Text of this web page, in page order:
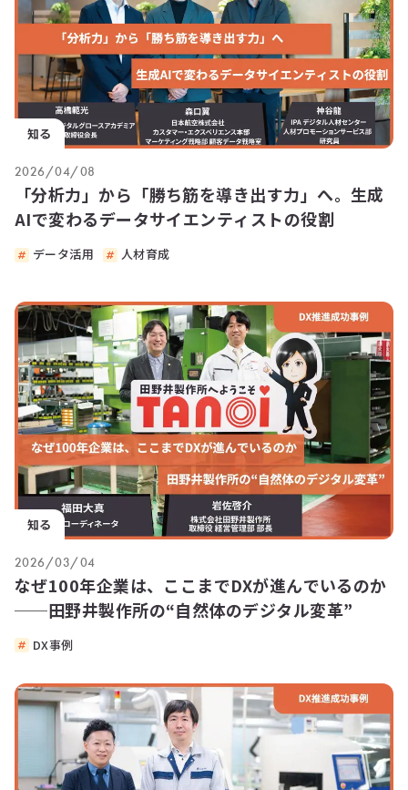
知る
2026/04/08
「分析力」から「勝ち筋を導き出す力」へ。生成
AIで変わるデータサイエンティストの役割
データ活用 人材育成
知る
2026/03/04
なぜ100年企業は、ここまでDXが進んでいるのか
──田野井製作所の“自然体のデジタル変革”
DX事例